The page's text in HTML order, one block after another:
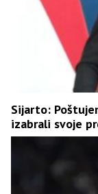
Sijarto:
izabrali svoje